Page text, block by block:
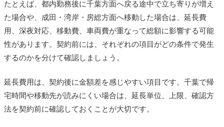
たとえば、都内勤務後に千葉方面へ戻る途中で立ち寄りが増え
た場合や、成田・湾岸・房総方面へ移動した場合は、延長費
用、深夜対応、移動費、車両費が重なって総額に影響する可能
性があります。契約前には、それぞれの項目がどの条件で発生
するのかを分けて確認しましょう。
延長費用は、契約後に金額差を感じやすい項目です。千葉で帰
宅時間や移動先が読みにくい場合は、延長単位、上限、確認方
法を契約前に確認しておくことが大切です。